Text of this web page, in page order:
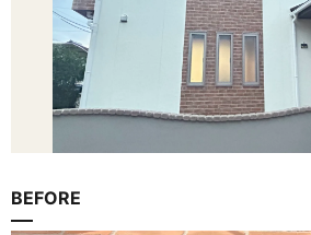
BEFORE